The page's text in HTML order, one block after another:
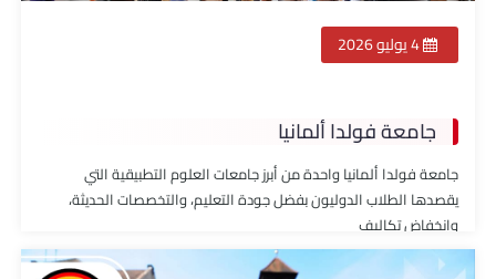
4 يوليو 2026
جامعة فولدا ألمانيا
جامعة فولدا ألمانيا واحدة من أبرز جامعات العلوم التطبيقية التي
يقصدها الطلاب الدوليون بفضل جودة التعليم، والتخصصات الحديثة،
وانخفاض تكاليف